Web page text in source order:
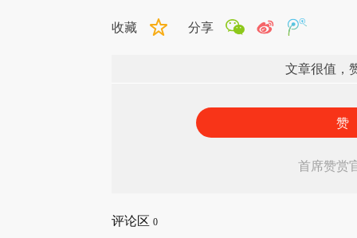
收藏 分享
文章很值，
赞
首席赞赏
评论区 0